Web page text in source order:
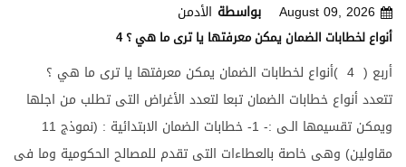
بواسطة الأدمن August 09, 2026
4 أنواع لخطابات الضمان يمكن معرفتها يا ترى ما هي ؟
أربع ( 4 )أنواع لخطابات الضمان يمكن معرفتها يا ترى ما هي ؟
تتعدد أنواع خطابات الضمان تبعا لتعدد الأغراض التى تطلب من اجلها
ويمكن تقسيمها الـى :- 1- خطابات الضمان الابتدائية : (نموذج 11
مقاولين) وهى خاصة بالعطاءات التى تقدم للمصالح الحكومية وما فى